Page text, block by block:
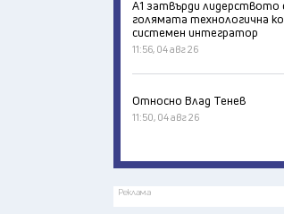
А1 затвърди лидерството
голямата технологична
системен интегратор
11:56, 04 авг 26
Относно Влад Тенев
11:50, 04 авг 26
Реклама